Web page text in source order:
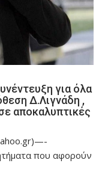
για όλα
Δ.Λιγνάδη ,
αποκαλυπτικές
που αφορούν